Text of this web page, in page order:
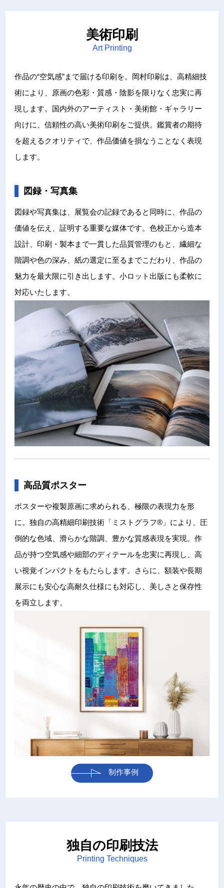
美術印刷
Art Printing
作品の“空気感”まで届ける印刷を。岡村印刷は、高精細技
術により、原画の色彩・質感・陰影を限りなく忠実に再
現します。国内外のアーティスト・美術館・ギャラリー
向けに、信頼性の高い美術印刷をご提供。鑑賞者の期待
を超えるクオリティで、作品価値を損なうことなく表現
します。
図録・写真集
図録や写真集は、展覧会の記録であると同時に、作品の
価値を伝え、証明する重要な媒体です。色校正から造本
設計、印刷・製本まで一貫した品質管理のもと、繊細な
階調や色の深み、紙の選定に至るまでこだわり、作品の
魅力を最大限に引き出します。小ロット出版にも柔軟に
対応いたします。
高品質ポスター
ポスターや複製原画に求められる、極限の表現力を形
に。独自の高精細印刷技術「ミストグラフ®」により、圧
倒的な色域、滑らかな階調、豊かな質感表現を実現。作
品が持つ空気感や細部のディテールを忠実に再現し、高
い視覚インパクトをもたらします。さらに、額装や長期
展示にも安心な高耐久仕様にも対応し、美しさと保存性
を両立します。
制作事例
独自の印刷技法
Printing Techniques